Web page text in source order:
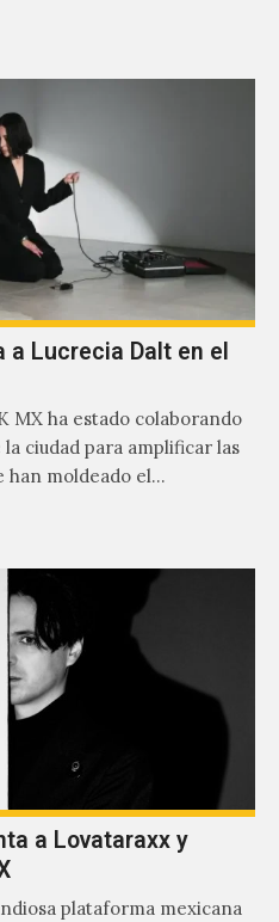
a Lucrecia Dalt en el
MX ha estado colaborando
ciudad para amplificar las
han moldeado el…
a Lovataraxx y
plataforma mexicana